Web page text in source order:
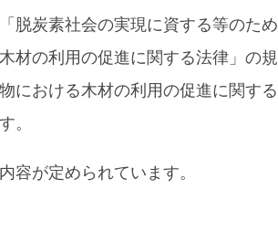
脱炭素社会の実現に資する等のた
材の利用の促進に関する法律」の
物における木材の利用の促進に関す
。
容が定められています。